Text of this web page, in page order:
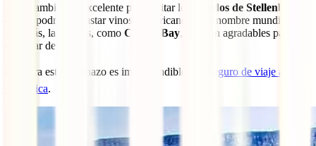
Abril también es excelente para visitar los
viñedos de Stellenbosch
donde podrás degustar vinos sudafricanos de renombre mundial.
Además, las playas, como Camps Bay, aún son agradables para
disfrutar del sol.
👉 Para este destinazo es imprescindible este
seguro de viaje a
Sudáfrica.